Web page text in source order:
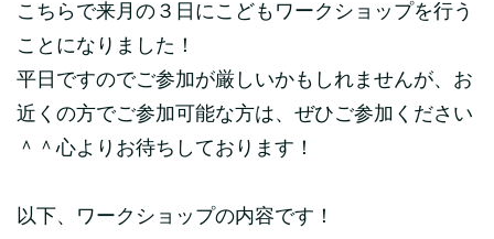
こちらで来月の３日にこどもワークショップを行う
ことになりました！
平日ですのでご参加が厳しいかもしれませんが、お
近くの方でご参加可能な方は、ぜひご参加ください
＾＾心よりお待ちしております！
以下、ワークショップの内容です！